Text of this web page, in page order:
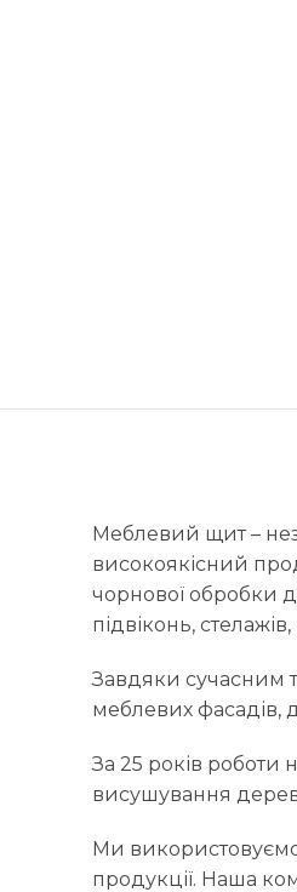
Меблевий щит –
високоякісний
чорнової обробки
підвіконь,
Завдяки сучасним
меблевих фасадів,
За 25 років роботи
висушування
Ми використовуємо
продукції. Наша